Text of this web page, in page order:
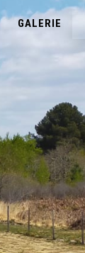
GALERIE